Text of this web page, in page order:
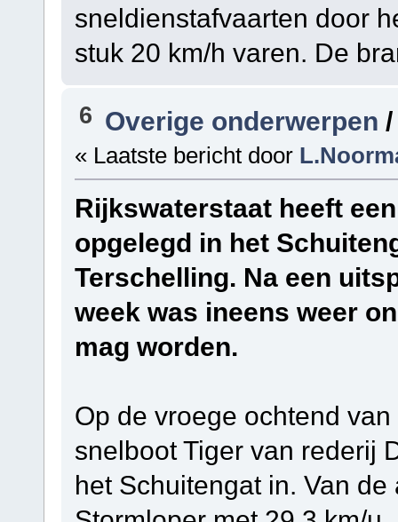
sneldienstafvaarten door
stuk 20 km/h varen. De
6 Overige onderwerpen
« Laatste bericht door
Rijkswaterstaat heeft
opgelegd in het
Terschelling. Na een
week was ineens weer
mag worden.
Op de vroege ochtend
snelboot Tiger van rederij
het Schuitengat in. Van